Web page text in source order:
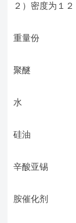
２）密度为１
重量份
聚
水
硅
辛酸
胺催